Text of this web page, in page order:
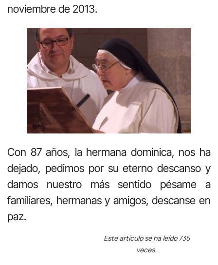
noviembre de 2013.
Con 87 años, la hermana dominica, nos ha
dejado, pedimos por su eterno descanso y
damos nuestro más sentido pésame a
familiares, hermanas y amigos, descanse en
paz.
Este artículo se ha leído 735
veces.